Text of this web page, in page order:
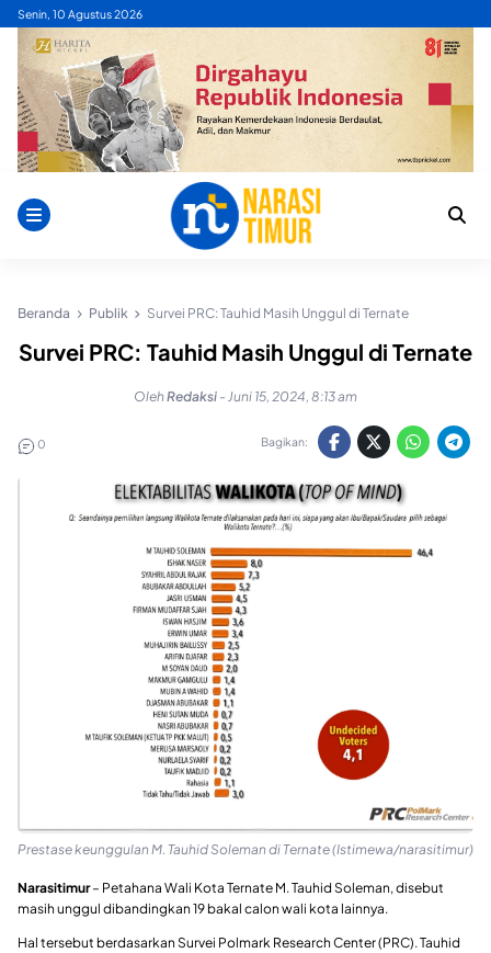
Skip
content
Senin, 10 Agustus 2026
Beranda Publik Survei PRC: Tauhid Masih Unggul di Ternate
Survei PRC: Tauhid Masih Unggul di Ternate
OlehRedaksi - Juni 15, 2024, 8:13 am
0 Bagikan:
Prestase keunggulan M. Tauhid Soleman di Ternate (Istimewa/narasitimur)
Narasitimur– Petahana Wali Kota Ternate M. Tauhid Soleman, disebut
masih unggul dibandingkan 19 bakal calon wali kota lainnya.
Hal tersebut berdasarkan Survei Polmark Research Center (PRC). Tauhid